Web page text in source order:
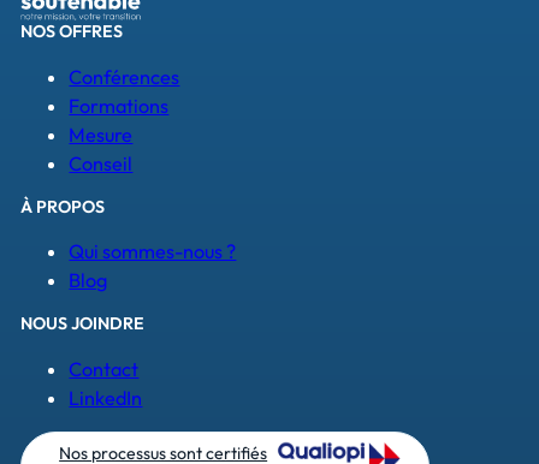
NOS OFFRES
Conférences
Formations
Mesure
Conseil
À PROPOS
Qui sommes-nous ?
Blog
NOUS JOINDRE
Contact
LinkedIn
Nos processus sont certifiés